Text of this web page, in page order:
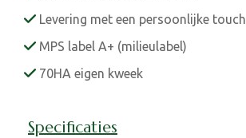
Levering met een persoonlijke touch
MPS label A+ (milieulabel)
70HA eigen kweek
Specificaties